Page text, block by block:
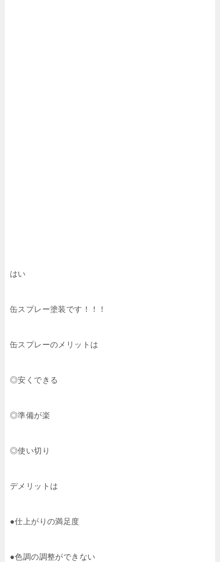
はい
缶スプレー塗装です！！！
缶スプレーのメリットは
◎安くできる
◎準備が楽
◎使い切り
デメリットは
●仕上がりの満足度
●色調の調整ができない